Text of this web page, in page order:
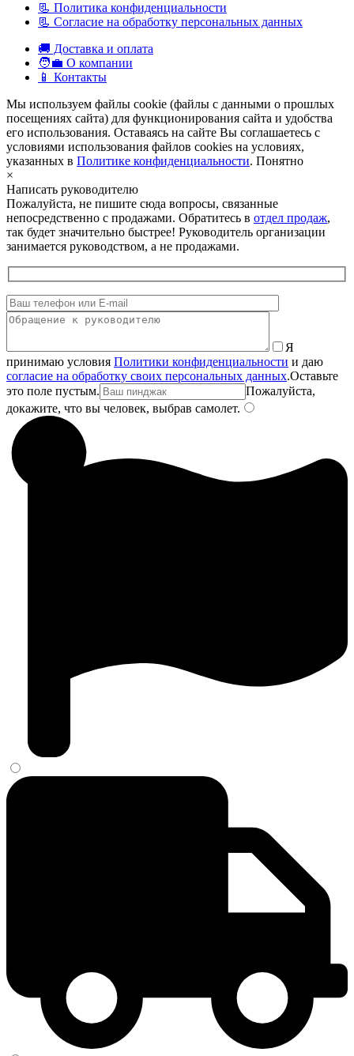
📃 Политика конфиденциальности
📃 Согласие на обработку персональных данных
🚚 Доставка и оплата
🧑‍💼 О компании
📱 Контакты
Мы используем файлы cookie (файлы с данными о прошлых
посещениях сайта) для функционирования сайта и удобства
его использования. Оставаясь на сайте Вы соглашаетесь с
условиями использования файлов cookies на условиях,
указанных в Политике конфиденциальности. Понятно
×
Написать руководителю
Пожалуйста, не пишите сюда вопросы, связанные
непосредственно с продажами. Обратитесь в отдел продаж,
так будет значительно быстрее! Руководитель организации
занимается руководством, а не продажами.
Я
принимаю условия Политики конфиденциальности и даю
согласие на обработку своих персональных данных.Оставьте
это поле пустым.
Пожалуйста,
докажите, что вы человек, выбрав самолет.